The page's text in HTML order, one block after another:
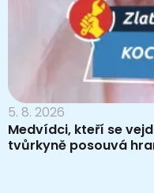
5. 8. 2026
Medvídci, kteří se
tvůrkyně posouvá